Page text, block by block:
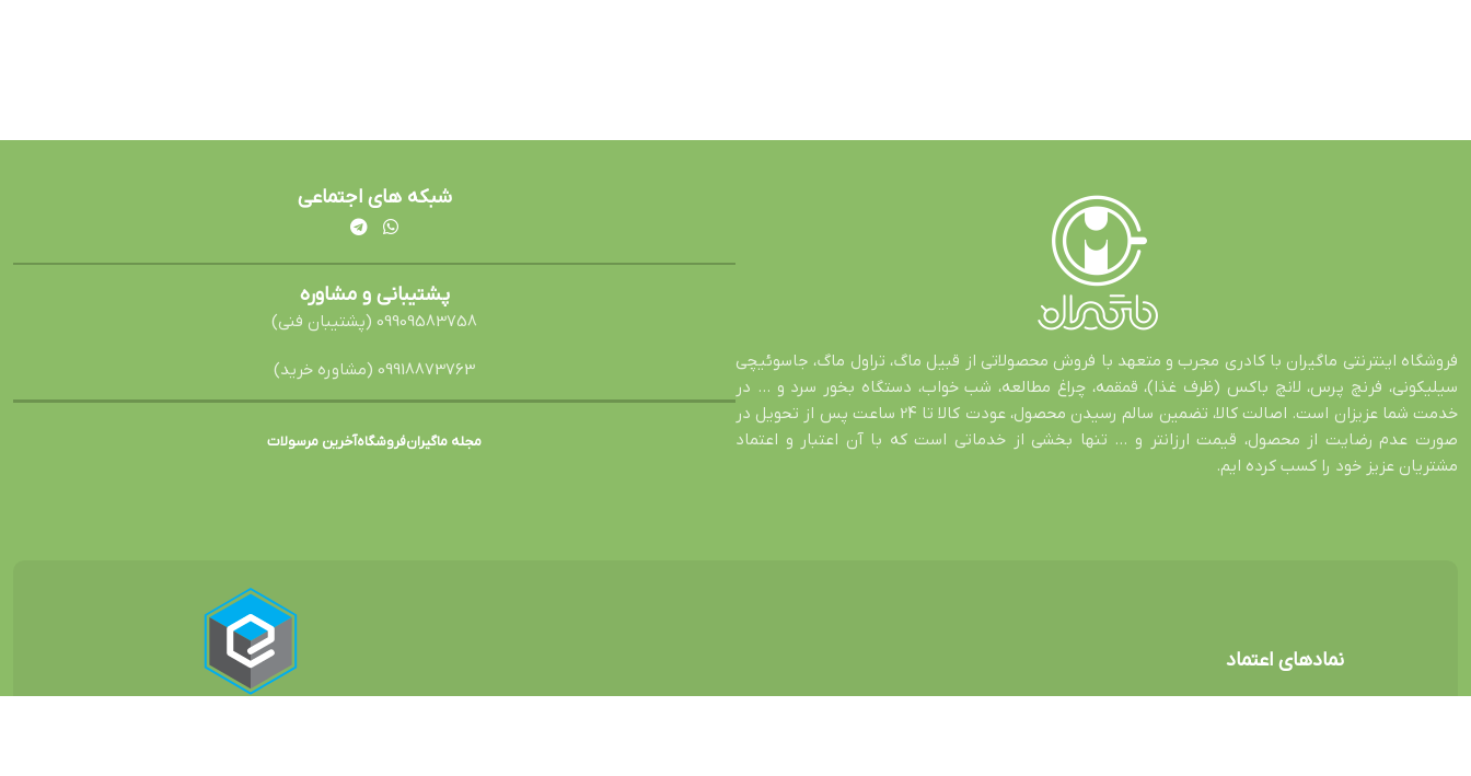
فروشگاه اینترنتی ماگیران با کادری مجرب و متعهد با فروش محصولاتی از قبیل ماگ، تراول ماگ، جاسوئیچی
سیلیکونی، فرنچ پرس، لانچ باکس (ظرف غذا)، قمقمه، چراغ مطالعه، شب خواب، دستگاه بخور سرد و … در
خدمت شما عزیزان است. اصالت کالا، تضمین سالم رسیدن محصول، عودت کالا تا 24 ساعت پس از تحویل در
صورت عدم رضایت از محصول، قیمت ارزانتر و … تنها بخشی از خدماتی است که با آن اعتبار و اعتماد
مشتریان عزیز خود را کسب کرده ایم.
شبکه های اجتماعی
پشتیبانی و مشاوره
09909583758 (پشتیبان فنی)
09918873763 (مشاوره خرید)
مجله ماگیرانفروشگاهآخرین مرسولات
نمادهای اعتماد